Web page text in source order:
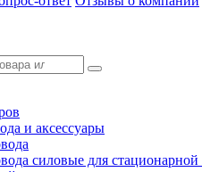
и аксессуары
силовые для стационарной